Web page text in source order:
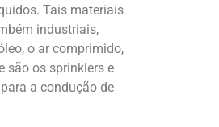
Tais materiais
industriais,
o ar comprimido,
são os sprinklers e
a condução de